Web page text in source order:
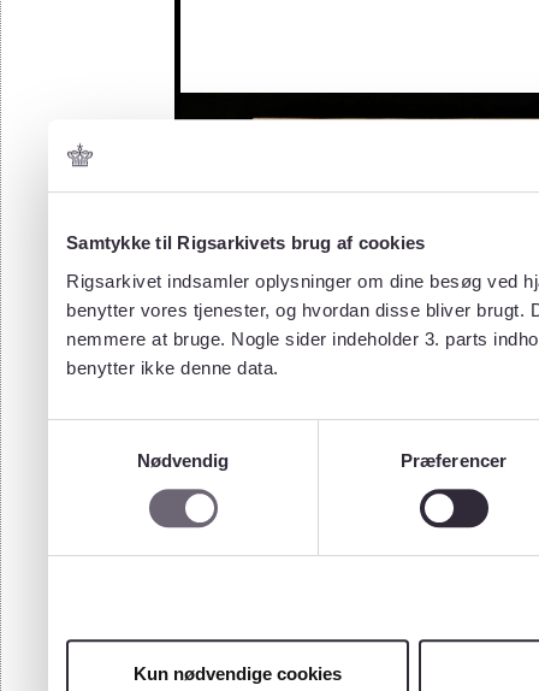
Samtykke til Rigsarkivets brug af cookies
Rigsarkivet indsamler oplysninger om dine besøg ved
benytter vores tjenester, og hvordan disse bliver
nemmere at bruge. Nogle sider indeholder 3. parts
benytter ikke denne data.
Nødvendig
Præferencer
Kun nødvendige cookies